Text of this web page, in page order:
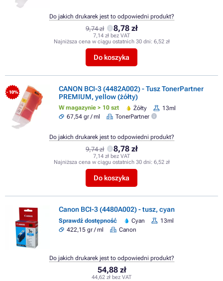
9,74 zł 8,78 zł
7,14 zł bez VAT
Najniższa cena w ciągu ostatnich 30 dni: 6,52 zł
Do koszyka
Do jakich drukarek jest to odpowiedni produkt?
- 10%
CANON BCI-3 (4482A002) - Tusz TonerPartner
PREMIUM, yellow (żółty)
W magazynie > 10 szt Żółty
13ml
67,54 gr / ml
TonerPartner
9,74 zł 8,78 zł
7,14 zł bez VAT
Najniższa cena w ciągu ostatnich 30 dni: 6,52 zł
Do koszyka
Do jakich drukarek jest to odpowiedni produkt?
Canon BCI-3 (4480A002) - tusz, cyan
Sprawdź dostępność Cyan
13ml
422,15 gr / ml
Canon
54,88 zł
44,62 zł bez VAT
Do jakich drukarek jest to odpowiedni produkt?